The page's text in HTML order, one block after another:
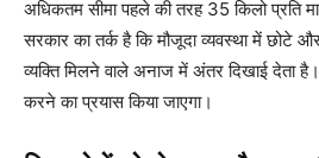
अधिकतम सीमा पहले की तरह 35 किलो प्रति
सरकार का तर्क है कि मौजूदा व्यवस्था में छोटे और
व्यक्ति मिलने वाले अनाज में अंतर दिखाई देता
करने का प्रयास किया जाएगा।